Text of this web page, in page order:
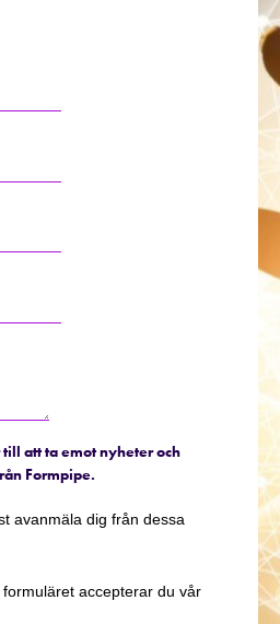
att ta emot nyheter och
Formpipe.
avanmäla dig från dessa
accepterar du vår